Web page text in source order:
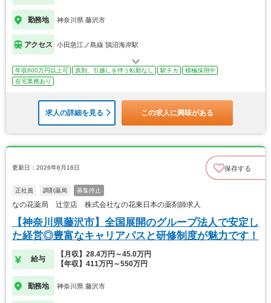
勤務地 神奈川県 藤沢市
アクセス 小田急江ノ島線 鵠沼海岸駅
年収600万円以上可 原則、引越しを伴う転勤なし 駅チカ
積極採用中
在宅業務あり
求人の詳細を見る この求人に興味がある
更新日：2026年6月18日 保存する
正社員 調剤薬局 募集停止
なの花薬局 辻堂店 株式会社なの花東日本の薬剤師求人
【神奈川県藤沢市】全国展開のグループ法人で安定し
た経営◎豊富なキャリアパスと研修制度が魅力です！
給与
【月収】28.4万円～45.0万円
【年収】411万円～550万円
勤務地 神奈川県 藤沢市